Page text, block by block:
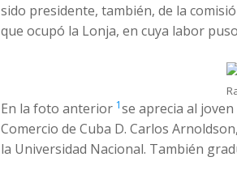
sido presidente, también, de la
que ocupó la Lonja, en cuya labor
En la foto anterior 1se aprecia al
Comercio de Cuba D. Carlos
la Universidad Nacional. También